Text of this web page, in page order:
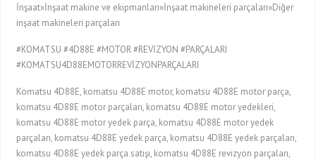
İnşaat»İnşaat makine ve ekipmanları»İnşaat makineleri parçaları»Diğer
inşaat makineleri parçaları
#KOMATSU #4D88E #MOTOR #REVİZYON #PARÇALARI
#KOMATSU4D88EMOTORREVİZYONPARÇALARI
Komatsu 4D88E, komatsu 4D88E motor, komatsu 4D88E motor parça,
komatsu 4D88E motor parçaları, komatsu 4D88E motor yedekleri,
komatsu 4D88E motor yedek parça, komatsu 4D88E motor yedek
parçaları, komatsu 4D88E yedek parça, komatsu 4D88E yedek parçaları,
komatsu 4D88E yedek parça satışı, komatsu 4D88E revizyon parçaları,